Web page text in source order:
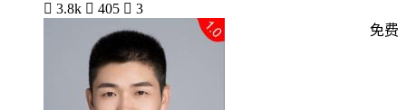
 3.8k  405  3
免费